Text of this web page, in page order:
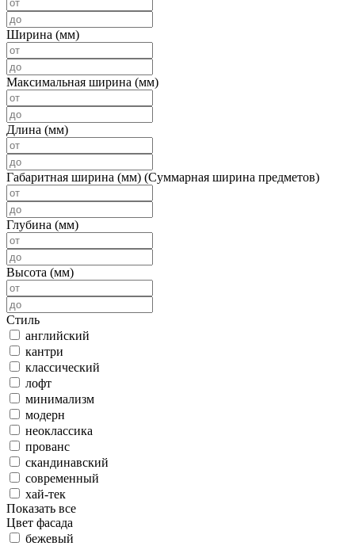
Ширина (мм)
Максимальная ширина (мм)
Длина (мм)
Габаритная ширина (мм) (Суммарная ширина предметов)
Глубина (мм)
Высота (мм)
Стиль
английский
кантри
классический
лофт
минимализм
модерн
неоклассика
прованс
скандинавский
современный
хай-тек
Показать все
Цвет фасада
бежевый